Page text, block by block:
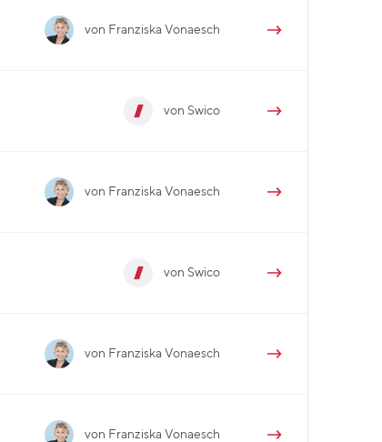
von Franziska Vonaesch
von Swico
von Franziska Vonaesch
von Swico
von Franziska Vonaesch
von Franziska Vonaesch